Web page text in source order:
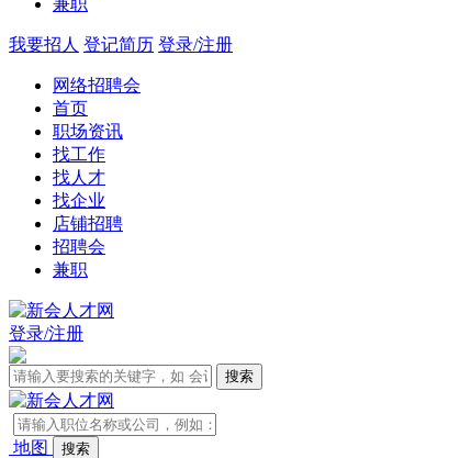
兼职
我要招人 登记简历 登录/注册
网络招聘会
首页
职场资讯
找工作
找人才
找企业
店铺招聘
招聘会
兼职
登录/注册
地图